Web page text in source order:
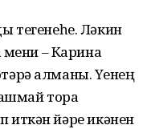
Ләкин
мени – Карина
алманы. Үҙенең
тора
иткән йәре икәнен